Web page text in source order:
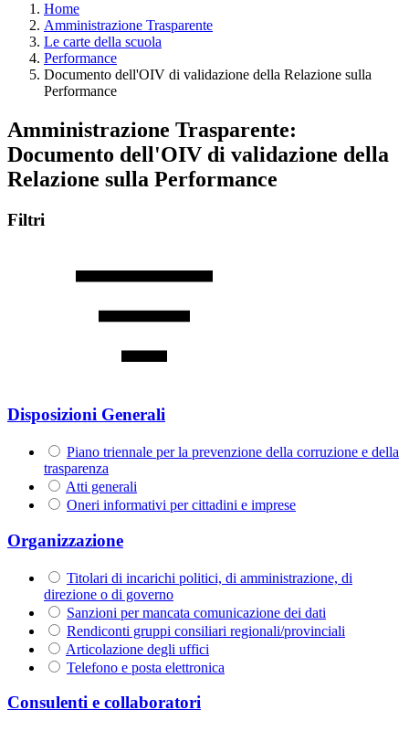
Home
Amministrazione Trasparente
Le carte della scuola
Performance
Documento dell'OIV di validazione della Relazione sulla
Performance
Amministrazione Trasparente:
Documento dell'OIV di validazione della
Relazione sulla Performance
Filtri
Disposizioni Generali
Piano triennale per la prevenzione della corruzione e della
trasparenza
Atti generali
Oneri informativi per cittadini e imprese
Organizzazione
Titolari di incarichi politici, di amministrazione, di
direzione o di governo
Sanzioni per mancata comunicazione dei dati
Rendiconti gruppi consiliari regionali/provinciali
Articolazione degli uffici
Telefono e posta elettronica
Consulenti e collaboratori